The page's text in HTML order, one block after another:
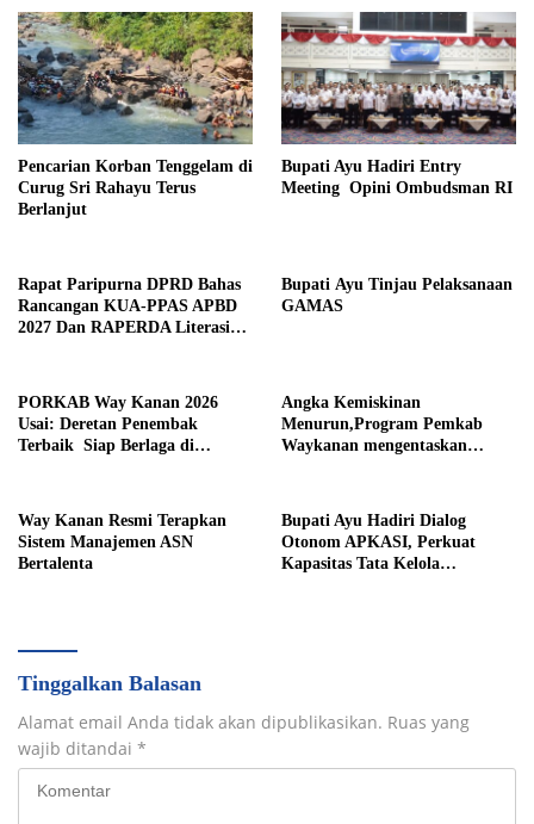
Pencarian Korban Tenggelam di
Curug Sri Rahayu Terus
Berlanjut
Bupati Ayu Hadiri Entry
Meeting Opini Ombudsman RI
Rapat Paripurna DPRD Bahas
Rancangan KUA-PPAS APBD
2027 Dan RAPERDA Literasi
Bupati Ayu Tinjau Pelaksanaan
GAMAS
PORKAB Way Kanan 2026
Usai: Deretan Penembak
Terbaik Siap Berlaga di
Angka Kemiskinan
Menurun,Program Pemkab
Waykanan mengentaskan
Way Kanan Resmi Terapkan
Sistem Manajemen ASN
Bertalenta
Bupati Ayu Hadiri Dialog
Otonom APKASI, Perkuat
Kapasitas Tata Kelola
Tinggalkan Balasan
Alamat email Anda tidak akan dipublikasikan. Ruas yang
wajib ditandai *